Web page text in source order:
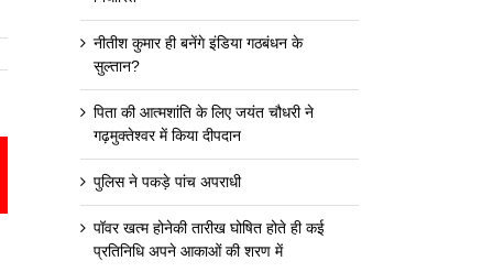
नीतीश कुमार ही बनेंगे इंडिया गठबंधन के
सुल्तान?
पिता की आत्मशांति के लिए जयंत चौधरी ने
गढ़मुक्तेश्वर में किया दीपदान
पुलिस ने पकड़े पांच अपराधी
पॉवर खत्म होनेकी तारीख घोषित होते ही कई
प्रतिनिधि अपने आकाओं की शरण में